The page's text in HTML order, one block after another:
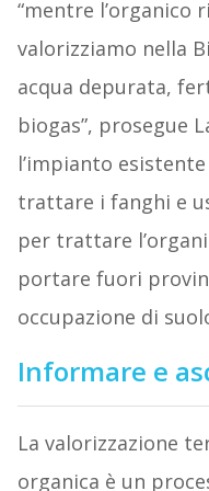
“mentre l’organico
valorizziamo nella
acqua depurata,
biogas”, prosegue
l’impianto
trattare i fanghi e
per trattare
portare fuori
occupazione di
Informare e
La valorizzazione
organica è un